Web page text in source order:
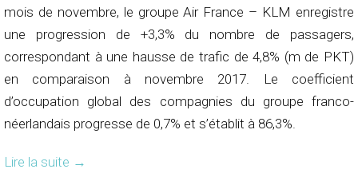
mois de novembre, le groupe Air France – KLM enregistre
une progression de +3,3% du nombre de passagers,
correspondant à une hausse de trafic de 4,8% (m de PKT)
en comparaison à novembre 2017. Le coefficient
d’occupation global des compagnies du groupe franco-
néerlandais progresse de 0,7% et s’établit à 86,3%.
Lire la suite →